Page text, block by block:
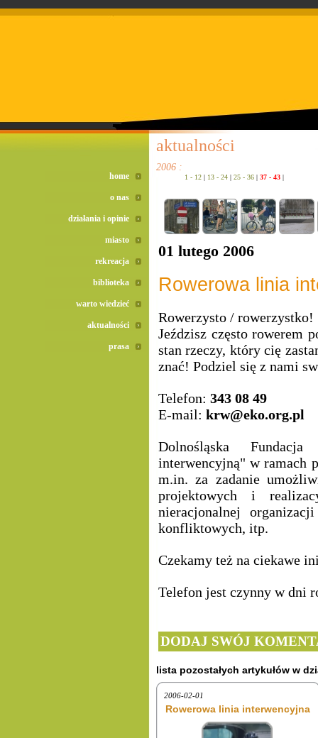
aktualności
2006 :
1 - 12 | 13 - 24 | 25 - 36 | 37 - 43 |
01 lutego 2006
Rowerowa linia
Rowerzysto / rowerzystko!
Jeździsz często rowerem
stan rzeczy, który cię
znać! Podziel się z nami
Telefon: 343 08 49
E-mail: krw@eko.org.pl
Dolnośląska
interwencyjną" w ramach
m.in. za zadanie
projektowych i
nieracjonalnej
konfliktowych, itp.
Czekamy też na ciekawe
Telefon jest czynny w dni
DODAJ SWÓJ
lista pozostałych artykułów w
2006-02-01
Rowerowa linia interwencyjna
home
o nas
działania i opinie
miasto
rekreacja
biblioteka
warto wiedzieć
aktualności
prasa